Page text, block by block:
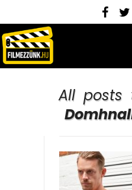
All posts